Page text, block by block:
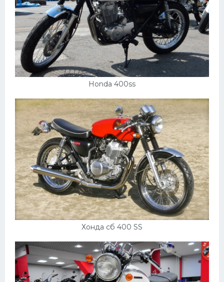
Honda 400ss
Хонда сб 400 SS
Самокаты
Велосипеды
Рено
Прогулочные суда
Хендай
Камаз
Автобусы
Хонда
Грузовики
Шевроле
УАЗ
Кадиллак
Феррари
Поезда